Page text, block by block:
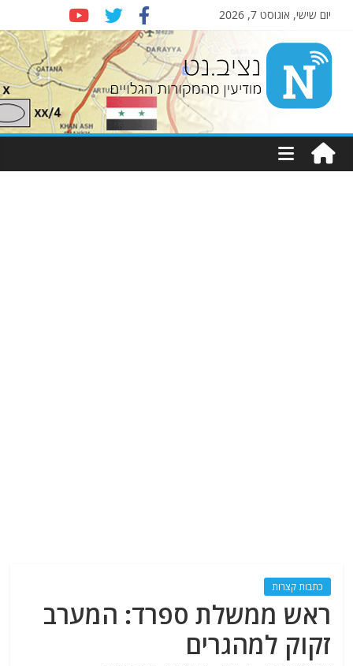
יום שישי, אוגוסט 7, 2026
Nziv.net
מודיעין
מהמקורות
כתבות קצרות
ראש ממשלת ספרד: המערב
זקוק למהגרים